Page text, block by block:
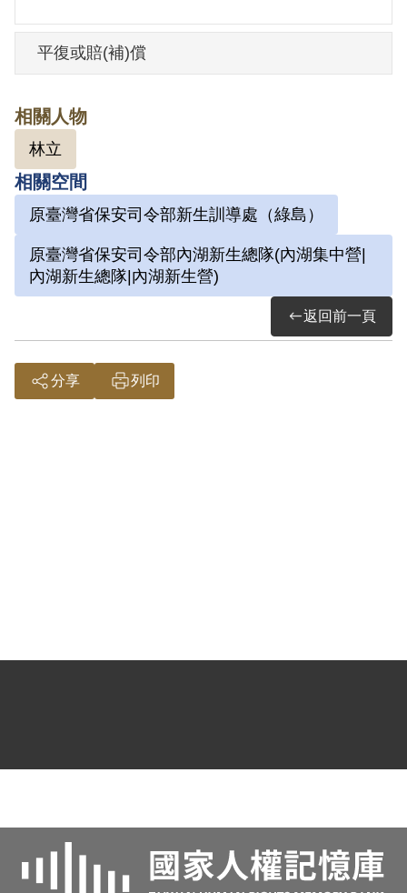
司令部督察長室函覆，該部現有前臺灣省
乙紙；而該案卡則註記「林瀛洲即叛亂犯
林立之子」。經查林立係於1950年12月19
日執行死刑，而另據證人黃南國、呂金隆
到會陳述，曾在內湖新生總隊看見林瀛
洲，並編在同一梯次送至綠島新生訓導處
乙節，亦與申請人陳稱其1950年4月27日被
逮捕，未經審判即解送內湖新生總隊，翌
年3月間被移送綠島新生訓導處情節相符，
符合補償條例第15條之1第3款之要件，應
予補償。
平復或賠(補)償
相關人物
林立
相關空間
原臺灣省保安司令部新生訓導處（綠島）
原臺灣省保安司令部內湖新生總隊(內湖集中營|
內湖新生總隊|內湖新生營)
返回前一頁
分享 列印